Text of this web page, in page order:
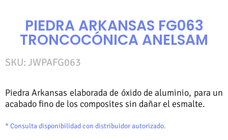
PIEDRA ARKANSAS FG063
TRONCOCÓNICA ANELSAM
SKU: JWPAFG063
Piedra Arkansas elaborada de óxido de aluminio, para un
acabado fino de los composites sin dañar el esmalte.
* Consulta disponibilidad con distribuidor autorizado.